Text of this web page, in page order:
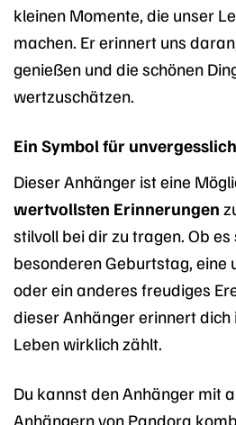
kleinen Momente, die unser
machen. Er erinnert uns
genießen und die schönen
wertzuschätzen.
Ein Symbol für
Dieser Anhänger ist eine
wertvollsten Erinnerungen
stilvoll bei dir zu tragen. Ob es
besonderen Geburtstag, eine
oder ein anderes freudiges
dieser Anhänger erinnert
Leben wirklich zählt.
Du kannst den Anhänger mit
Anhängern von Pandora